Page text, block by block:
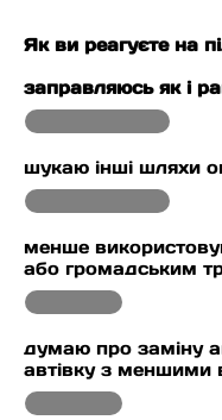
Як ви реагуєте на
заправляюсь як і
шукаю інші шляхи
менше
або громадським
думаю про заміну
автівку з меншими